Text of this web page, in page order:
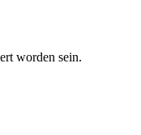
worden sein.